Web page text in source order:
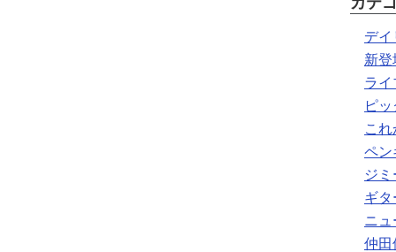
デイ
新登
ライ
ピ
こ
ペン
ジ
ギタ
ニュ
仲田